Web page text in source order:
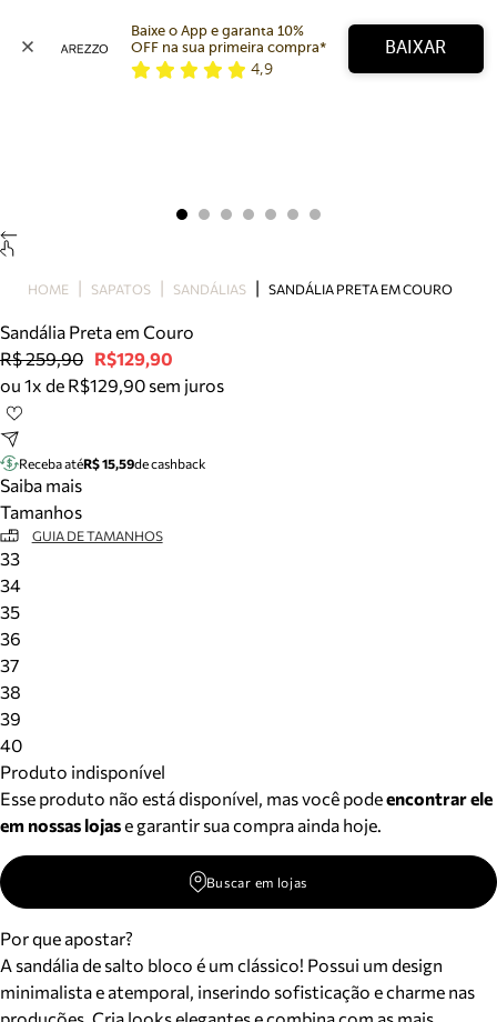
Bolsa
Tamanco
Tênis
Mule
Tire dúvidas sobre pedidos, devoluções e mais.
Meus pedidos
Acompanhe seus pedidos e solicite devoluções.
Baixe o App e garanta 10%
OFF na sua primeira compra*
4,9
BAIXAR
HOME SAPATOS SANDÁLIAS SANDÁLIA PRETA EM COURO
Sandália Preta em Couro
R$ 259,90 R$129,90
ou 1x de R$129,90 sem juros
Receba atéR$ 15,59de cashback
Saiba mais
Tamanhos
GUIA DE TAMANHOS
33
34
35
36
37
38
39
40
Produto indisponível
Esse produto não está disponível, mas você podeencontrar ele
em nossas lojase garantir sua compra ainda hoje.
Buscar em lojas
Por que apostar?
A sandália de salto bloco é um clássico! Possui um design
minimalista e atemporal, inserindo sofisticação e charme nas